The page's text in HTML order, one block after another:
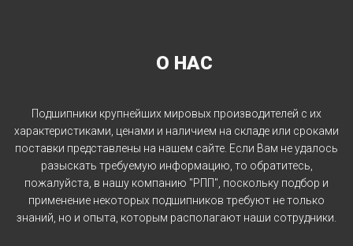
О НАС
Подшипники крупнейших мировых производителей с их
характеристиками, ценами и наличием на складе или сроками
поставки представлены на нашем сайте. Если Вам не удалось
разыскать требуемую информацию, то обратитесь,
пожалуйста, в нашу компанию "РПП", поскольку подбор и
применение некоторых подшипников требуют не только
знаний, но и опыта, которым располагают наши сотрудники.